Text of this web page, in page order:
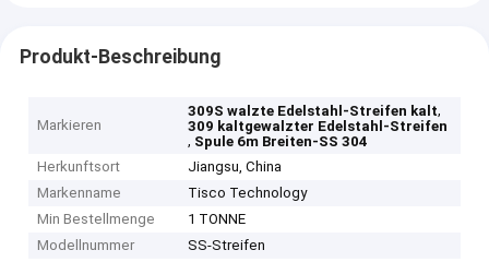
Produkt-Beschreibung
Markieren
309S walzte Edelstahl-Streifen kalt,
309 kaltgewalzter Edelstahl-Streifen
, Spule 6m Breiten-SS 304
Herkunftsort
Jiangsu, China
Markenname
Tisco Technology
Min Bestellmenge
1 TONNE
Modellnummer
SS-Streifen